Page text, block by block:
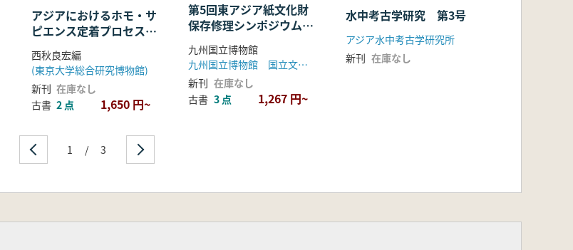
アジアにおけるホモ・サ
ピエンス定着プロセスの
地理的編年的枠組み構築
1
西秋良宏編
(東京大学総合研究博物館)
新刊 在庫なし
古書 2 点 1,650 円~
第5回東アジア紙文化財
保存修理シンポジウム
報告書
九州国立博物館
九州国立博物館 国立文化財機構
新刊 在庫なし
古書 3 点 1,267 円~
水中考古学研究 第3号
アジア水中考古学研究所
新刊 在庫なし
1 / 3